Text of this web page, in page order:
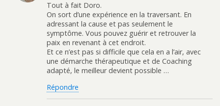
Tout à fait Doro.
On sort d’une expérience en la traversant. En
adressant la cause et pas seulement le
symptôme. Vous pouvez guérir et retrouver la
paix en revenant à cet endroit.
Et ce n’est pas si difficile que cela en a l’air, avec
une démarche thérapeutique et de Coaching
adapté, le meilleur devient possible …
Répondre